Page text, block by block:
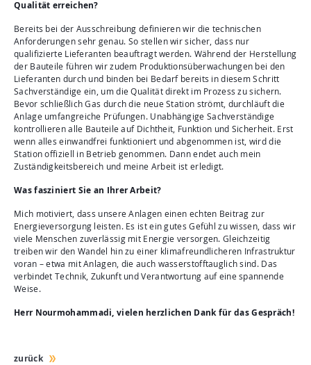
Qualität erreichen?
Bereits bei der Ausschreibung definieren wir die technischen
Anforderungen sehr genau. So stellen wir sicher, dass nur
qualifizierte Lieferanten beauftragt werden. Während der Herstellung
der Bauteile führen wir zudem Produktionsüberwachungen bei den
Lieferanten durch und binden bei Bedarf bereits in diesem Schritt
Sachverständige ein, um die Qualität direkt im Prozess zu sichern.
Bevor schließlich Gas durch die neue Station strömt, durchläuft die
Anlage umfangreiche Prüfungen. Unabhängige Sachverständige
kontrollieren alle Bauteile auf Dichtheit, Funktion und Sicherheit. Erst
wenn alles einwandfrei funktioniert und abgenommen ist, wird die
Station offiziell in Betrieb genommen. Dann endet auch mein
Zuständigkeitsbereich und meine Arbeit ist erledigt.
Was fasziniert Sie an Ihrer Arbeit?
Mich motiviert, dass unsere Anlagen einen echten Beitrag zur
Energieversorgung leisten. Es ist ein gutes Gefühl zu wissen, dass wir
viele Menschen zuverlässig mit Energie versorgen. Gleichzeitig
treiben wir den Wandel hin zu einer klimafreundlicheren Infrastruktur
voran – etwa mit Anlagen, die auch wasserstofftauglich sind. Das
verbindet Technik, Zukunft und Verantwortung auf eine spannende
Weise.
Herr Nourmohammadi, vielen herzlichen Dank für das Gespräch!
zurück